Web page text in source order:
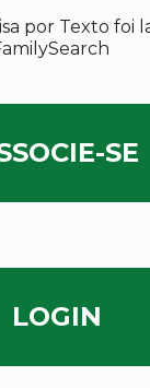
por Texto foi
SE
LOGIN